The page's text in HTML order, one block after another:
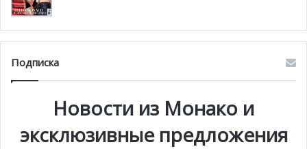
Подписка
Новости из Монако и
эксклюзивные предложения